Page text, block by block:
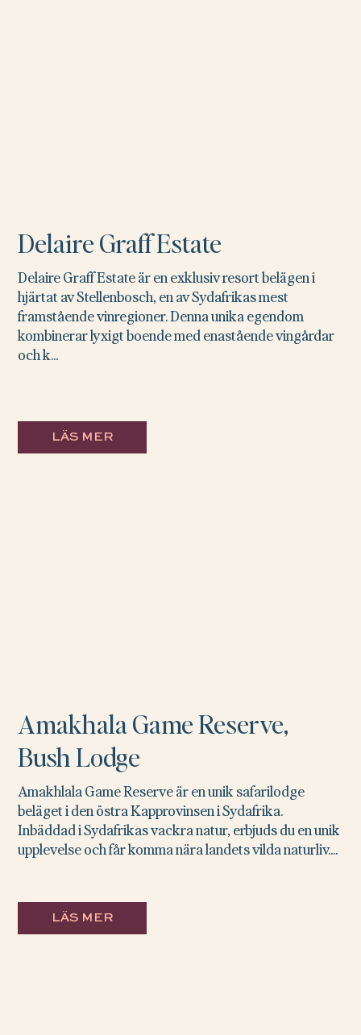
LÄS MER
Delaire Graff Estate
Delaire Graff Estate är en exklusiv resort belägen i
hjärtat av Stellenbosch, en av Sydafrikas mest
framstående vinregioner. Denna unika egendom
kombinerar lyxigt boende med enastående vingårdar
och k...
LÄS MER
Amakhala Game Reserve,
Bush Lodge
Amakhlala Game Reserve är en unik safarilodge
beläget i den östra Kapprovinsen i Sydafrika.
Inbäddad i Sydafrikas vackra natur, erbjuds du en unik
upplevelse och får komma nära landets vilda naturliv....